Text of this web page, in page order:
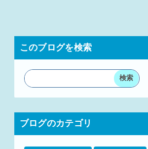
このブログを検索
ブログのカテゴリ